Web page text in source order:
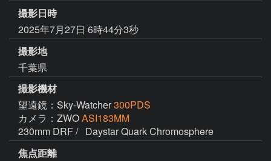
撮影日時
2025年7月27日 6時44分3秒
撮影地
千葉県
撮影機材
望遠鏡：Sky-Watcher300PDS
カメラ：ZWOASI183MM
230mm DRF /   Daystar Quark Chromosphere
焦点距離